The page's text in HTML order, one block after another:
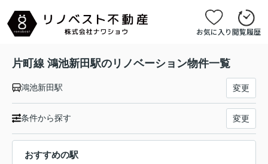
お気に入り閲覧履歴
片町線 鴻池新田駅のリノベーション物件一覧
鴻池新田駅 変更
条件から探す 変更
おすすめの駅